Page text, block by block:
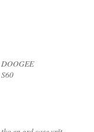
DOOGEE
S60